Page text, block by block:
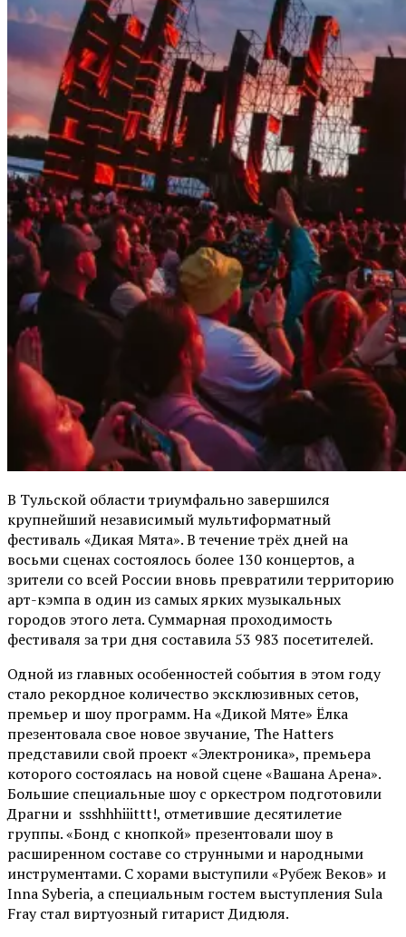
В Тульской области триумфально завершился
крупнейший независимый мультиформатный
фестиваль «Дикая Мята». В течение трёх дней на
восьми сценах состоялось более 130 концертов, а
зрители со всей России вновь превратили территорию
арт-кэмпа в один из самых ярких музыкальных
городов этого лета. Суммарная проходимость
фестиваля за три дня составила 53 983 посетителей.
Одной из главных особенностей события в этом году
стало рекордное количество эксклюзивных сетов,
премьер и шоу программ. На «Дикой Мяте» Ёлка
презентовала свое новое звучание, The Hatters
представили свой проект «Электроника», премьера
которого состоялась на новой сцене «Вашана Арена».
Большие специальные шоу с оркестром подготовили
Драгни и ssshhhiiittt!, отметившие десятилетие
группы. «Бонд с кнопкой» презентовали шоу в
расширенном составе со струнными и народными
инструментами. С хорами выступили «Рубеж Веков» и
Inna Syberia, а специальным гостем выступления Sula
Fray стал виртуозный гитарист Дидюля.